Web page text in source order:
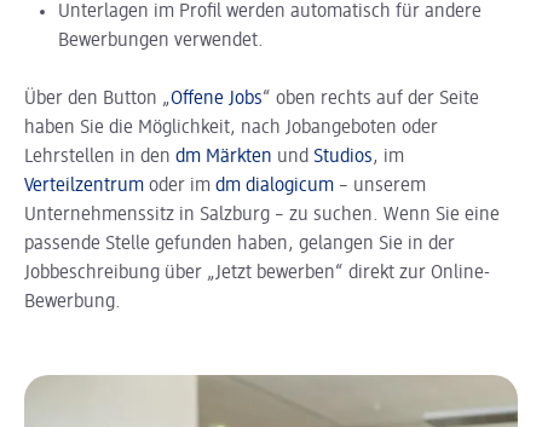
Unterlagen im Profil werden automatisch für andere
Bewerbungen verwendet.
Über den Button „Offene Jobs“ oben rechts auf der Seite
haben Sie die Möglichkeit, nach Jobangeboten oder
Lehrstellen in den dm Märkten und Studios, im
Verteilzentrum oder im dm dialogicum – unserem
Unternehmenssitz in Salzburg – zu suchen. Wenn Sie eine
passende Stelle gefunden haben, gelangen Sie in der
Jobbeschreibung über „Jetzt bewerben“ direkt zur Online-
Bewerbung.